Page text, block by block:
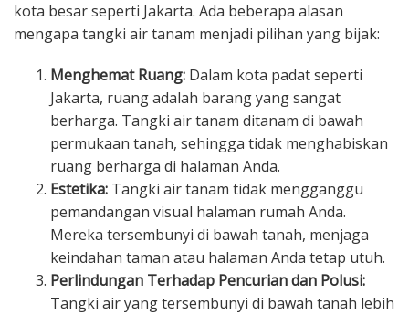
kota besar seperti Jakarta. Ada beberapa alasan
mengapa tangki air tanam menjadi pilihan yang bijak:
Menghemat Ruang: Dalam kota padat seperti
Jakarta, ruang adalah barang yang sangat
berharga. Tangki air tanam ditanam di bawah
permukaan tanah, sehingga tidak menghabiskan
ruang berharga di halaman Anda.
Estetika: Tangki air tanam tidak mengganggu
pemandangan visual halaman rumah Anda.
Mereka tersembunyi di bawah tanah, menjaga
keindahan taman atau halaman Anda tetap utuh.
Perlindungan Terhadap Pencurian dan Polusi:
Tangki air yang tersembunyi di bawah tanah lebih